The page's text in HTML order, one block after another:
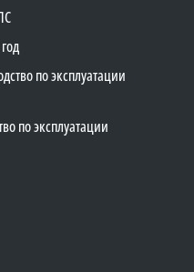
по эксплуатации
по эксплуатации